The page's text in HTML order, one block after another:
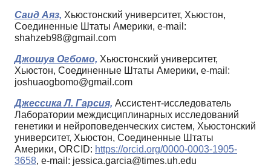
Саид Аяз, Хьюстонский университет, Хьюстон,
Соединенные Штаты Америки, e-mail:
shahzeb98@gmail.com
Джошуа Огбомо, Хьюстонский университет,
Хьюстон, Соединенные Штаты Америки, e-mail:
joshuaogbomo@gmail.com
Джессика Л. Гарсия, Ассистент-исследователь
Лаборатории междисциплинарных исследований
генетики и нейроповеденческих систем, Хьюстонский
университет, Хьюстон, Соединенные Штаты
Америки, ORCID: https://orcid.org/0000-0003-1905-
3658, e-mail: jessica.garcia@times.uh.edu